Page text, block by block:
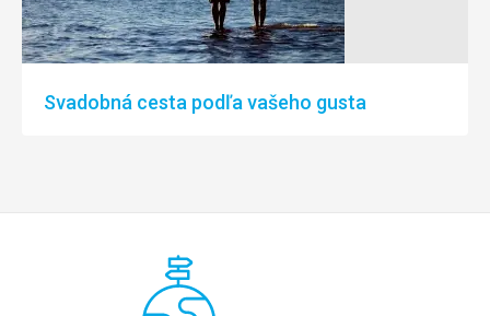
Svadobná cesta podľa vašeho gusta